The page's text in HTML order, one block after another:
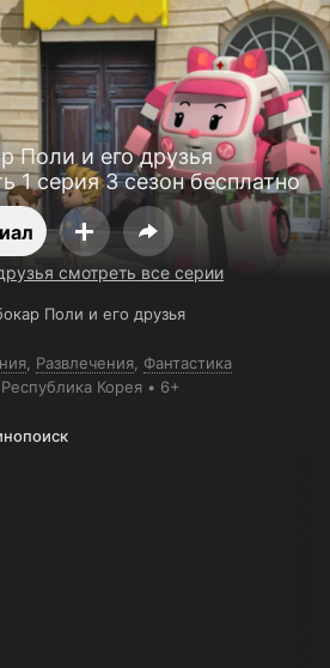
Поли и его друзья
1 серия 3 сезон бесплатно
смотреть все серии
Поли и его друзья
Развлечения Фантастика
, Республика Корея 6+
соглашение
Для партнёров
Ввести промокод
каналы Контакты